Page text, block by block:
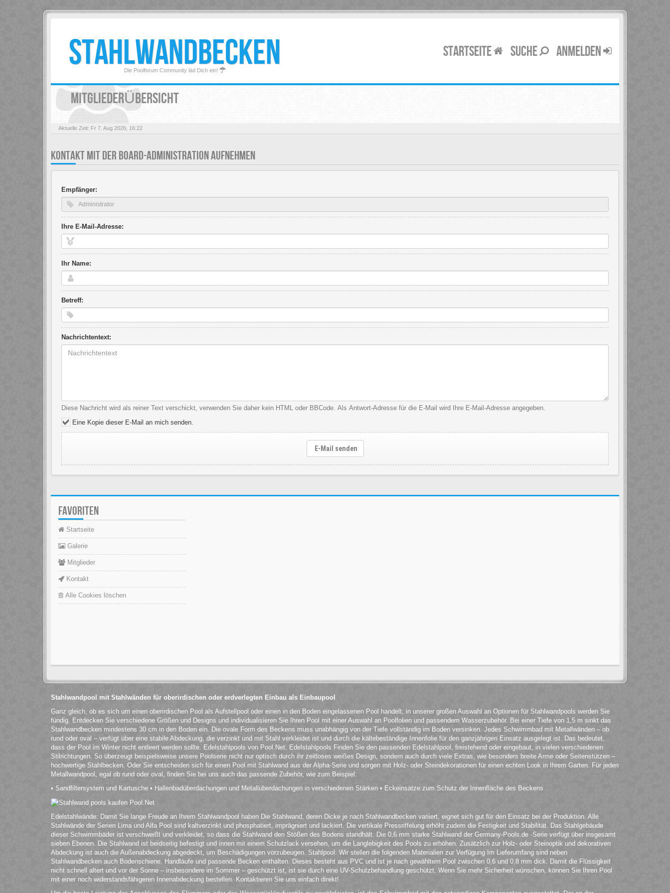
STAHLWANDBECKEN
Die Poolforum Community läd Dich ein!
STARTSEITE SUCHE ANMELDEN
MITGLIEDERÜBERSICHT
Aktuelle Zeit: Fr 7. Aug 2026, 16:22
KONTAKT MIT DER BOARD-ADMINISTRATION AUFNEHMEN
Empfänger:
Ihre E-Mail-Adresse:
Ihr Name:
Betreff:
Nachrichtentext:
Diese Nachricht wird als reiner Text verschickt, verwenden Sie daher kein HTML oder BBCode. Als Antwort-Adresse für die E-Mail wird Ihre E-Mail-Adresse angegeben.
Eine Kopie dieser E-Mail an mich senden.
E-Mail senden
FAVORITEN
Startseite
Galerie
Mitglieder
Kontakt
Alle Cookies löschen
Stahlwandpool mit Stahlwänden für oberirdischen oder erdverlegten Einbau als Einbaupool
Ganz gleich, ob es sich um einen oberirdischen Pool als Aufstellpool oder einen in den Boden eingelassenen Pool handelt, in unserer großen Auswahl an Optionen für Stahlwandpools werden Sie
fündig. Entdecken Sie verschiedene Größen und Designs und individualisieren Sie Ihren Pool mit einer Auswahl an Poolfolien und passendem Wasserzubehör. Bei einer Tiefe von 1,5 m sinkt das
Stahlwandbecken mindestens 30 cm in den Boden ein. Die ovale Form des Beckens muss unabhängig von der Tiefe vollständig im Boden versinken. Jedes Schwimmbad mit Metallwänden – ob
rund oder oval – verfügt über eine stabile Abdeckung, die verzinkt und mit Stahl verkleidet ist und durch die kältebeständige Innenfolie für den ganzjährigen Einsatz ausgelegt ist. Das bedeutet,
dass der Pool im Winter nicht entleert werden sollte. Edelstahlpools von Pool.Net: Edelstahlpools Finden Sie den passenden Edelstahlpool, freistehend oder eingebaut, in vielen verschiedenen
Stilrichtungen. So überzeugt beispielsweise unsere Poolserie nicht nur optisch durch ihr zeitloses weißes Design, sondern auch durch viele Extras, wie besonders breite Arme oder Seitenstützen –
hochwertige Stahlbecken. Oder Sie entscheiden sich für einen Pool mit Stahlwand aus der Alpha-Serie und sorgen mit Holz- oder Steindekorationen für einen echten Look in Ihrem Garten. Für jeden
Metallwandpool, egal ob rund oder oval, finden Sie bei uns auch das passende Zubehör, wie zum Beispiel:
• Sandfiltersystem und Kartusche • Hallenbadüberdachungen und Metallüberdachungen in verschiedenen Stärken • Eckeinsätze zum Schutz der Innenfläche des Beckens
Edelstahlwände: Damit Sie lange Freude an Ihrem Stahlwandpool haben Die Stahlwand, deren Dicke je nach Stahlwandbecken variiert, eignet sich gut für den Einsatz bei der Produktion. Alle
Stahlwände der Serien Lima und Alfa Pool sind kaltverzinkt und phosphatiert, imprägniert und lackiert. Die vertikale Pressriffelung erhöht zudem die Festigkeit und Stabilität. Das Stahlgebäude
dieser Schwimmbäder ist verschweißt und verkleidet, so dass die Stahlwand den Stößen des Bodens standhält. Die 0,6 mm starke Stahlwand der Germany-Pools.de -Serie verfügt über insgesamt
sieben Ebenen. Die Stahlwand ist beidseitig befestigt und innen mit einem Schutzlack versehen, um die Langlebigkeit des Pools zu erhöhen. Zusätzlich zur Holz- oder Steinoptik und dekorativen
Abdeckung ist auch die Außenabdeckung abgedeckt, um Beschädigungen vorzubeugen. Stahlpool: Wir stellen die folgenden Materialien zur Verfügung Im Lieferumfang sind neben
Stahlwandbecken auch Bodenschiene, Handläufe und passende Becken enthalten. Dieses besteht aus PVC und ist je nach gewähltem Pool zwischen 0,6 und 0,8 mm dick. Damit die Flüssigkeit
nicht schnell altert und vor der Sonne – insbesondere im Sommer – geschützt ist, ist sie durch eine UV-Schutzbehandlung geschützt. Wenn Sie mehr Sicherheit wünschen, können Sie Ihren Pool
mit einer noch widerstandsfähigeren Innenabdeckung bestellen. Kontaktieren Sie uns einfach direkt!